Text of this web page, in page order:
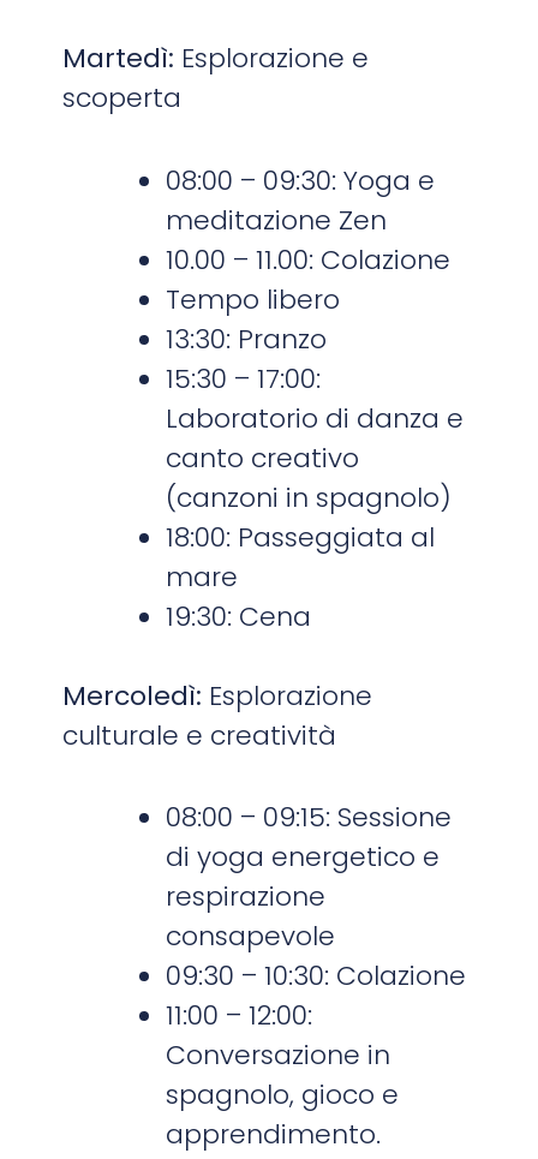
Martedì: Esplorazione e
scoperta
08:00 – 09:30: Yoga e
meditazione Zen
10.00 – 11.00: Colazione
Tempo libero
13:30: Pranzo
15:30 – 17:00:
Laboratorio di danza e
canto creativo
(canzoni in spagnolo)
18:00: Passeggiata al
mare
19:30: Cena
Mercoledì: Esplorazione
culturale e creatività
08:00 – 09:15: Sessione
di yoga energetico e
respirazione
consapevole
09:30 – 10:30: Colazione
11:00 – 12:00:
Conversazione in
spagnolo, gioco e
apprendimento.